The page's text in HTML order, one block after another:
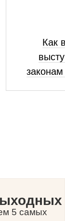
Как
5 самых